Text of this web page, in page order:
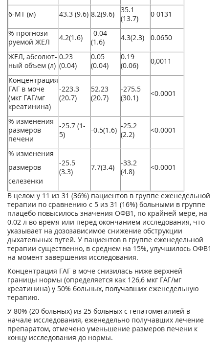
6-MT (м) 43.3 (9.6) 8.2(9.6)
35.1
(13.7)
0 0131
% прогнози­
руемой ЖЕЛ
4.2(1.6)
-0.04
(1.6)
4.3(2.3) 0.0650
ЖЕЛ, абсолют­
ный объем (л)
0.23
(0.04)
0.05
(0.04)
0.19
(0.06)
0,0011
Концентрация
ГАГ в моче
(мкг ГАГ/мг
креатинина)
-223.3
(20.7)
52.23
(20.7)
-275.5
(30.1)
<0.0001
% изменения
размеров
печени
-25.7 (1-
5)
-0.5(1.6) -25.2
(2.2)
<0.0001
% изменения
размеров
селезенки
-25.5
(3.3)
7.7(3.4)
-33.2
(4.8)
<0.0001
В целом у 11 из 31 (36%) пациентов в группе еженедельной
терапии по сравнению с 5 из 31 (16%) больными в группе
плацебо повысилось значения ОФВ1, по крайней мере, на
0.02 л во время или перед окончанием исследования, что
указывает на дозозависимое снижение обструкции
дыхательных путей. У пациентов в группе еженедельной
терапии существенно, в среднем на 15%, улучшилось ОФВ1
на момент завершения исследования.
Концентрация ГАГ в моче снизилась ниже верхней
границы нормы (определяется как 126,6 мкг ГАГ/мг
креатинина) у 50% больных, получавших еженедельную
терапию.
У 80% (20 больных) из 25 больных с гепатомегалией в
начале исследования, еженедельно получавших лечение
препаратом, отмечено уменьшение размеров печени к
концу исследования до нормы.